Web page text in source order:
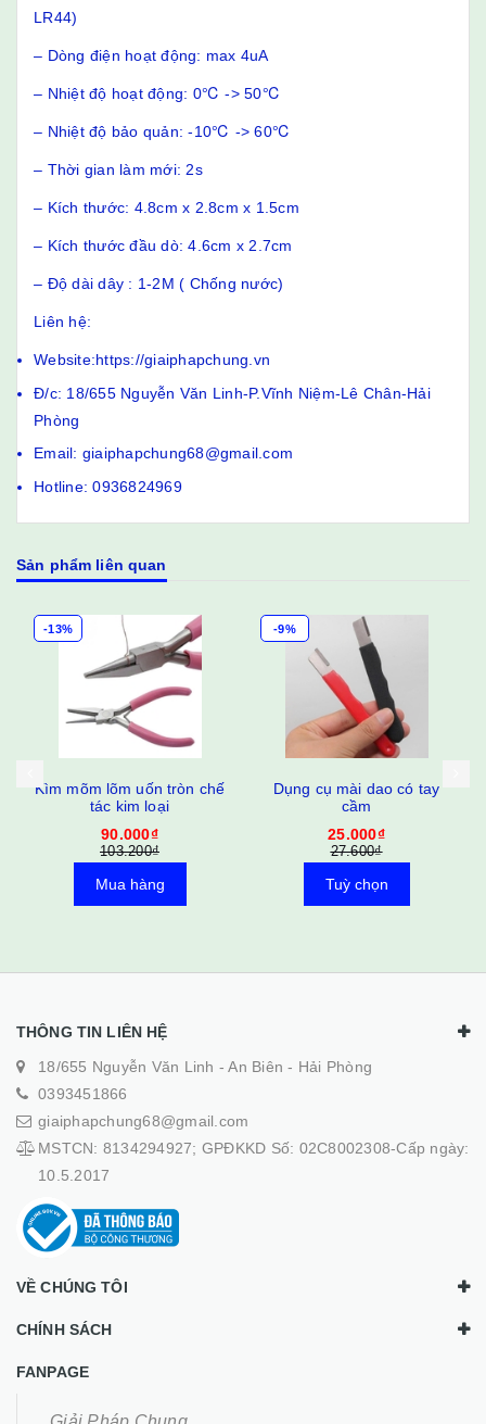
LR44)
– Dòng điện hoạt động: max 4uA
– Nhiệt độ hoạt động: 0℃ -> 50℃
– Nhiệt độ bảo quản: -10℃ -> 60℃
– Thời gian làm mới: 2s
– Kích thước: 4.8cm x 2.8cm x 1.5cm
– Kích thước đầu dò: 4.6cm x 2.7cm
– Độ dài dây : 1-2M ( Chống nước)
Liên hệ:
Website:https://giaiphapchung.vn
Đ/c: 18/655 Nguyễn Văn Linh-P.Vĩnh Niệm-Lê Chân-Hải
Phòng
Email: giaiphapchung68@gmail.com
Hotline: 0936824969
Sản phẩm liên quan
-13%
Kìm mõm lõm uốn tròn chế
tác kim loại
90.000₫
103.200₫
Mua hàng
-9%
Dụng cụ mài dao có tay
cầm
25.000₫
27.600₫
Tuỳ chọn
THÔNG TIN LIÊN HỆ
18/655 Nguyễn Văn Linh - An Biên - Hải Phòng
0393451866
giaiphapchung68@gmail.com
MSTCN: 8134294927; GPĐKKD Số: 02C8002308-Cấp ngày:
10.5.2017
VỀ CHÚNG TÔI
CHÍNH SÁCH
FANPAGE